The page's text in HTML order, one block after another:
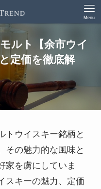
Menu
ルト【余市ウイ
定価を徹底解
トウイスキー銘柄と
その魅力的な風味と
家を虜にしていま
スキーの魅力、定価